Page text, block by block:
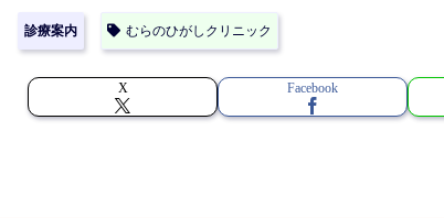
診療案内 むらのひがしクリニック
X Facebook